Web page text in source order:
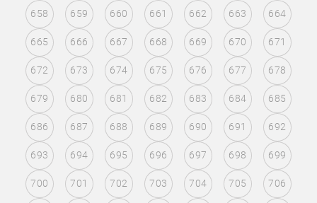
658 659 660 661 662 663 664
665 666 667 668 669 670 671
672 673 674 675 676 677 678
679 680 681 682 683 684 685
686 687 688 689 690 691 692
693 694 695 696 697 698 699
700 701 702 703 704 705 706